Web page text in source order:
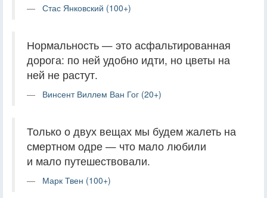
Стас Янковский (100+)
Нормальность — это асфальтированная
дорога: по ней удобно идти, но цветы на
ней не растут.
Винсент Виллем Ван Гог (20+)
Только о двух вещах мы будем жалеть на
смертном одре — что мало любили
и мало путешествовали.
Марк Твен (100+)